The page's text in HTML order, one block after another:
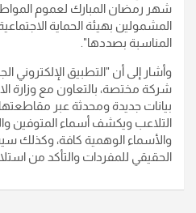
شهر رمضان المبارك لعموم
المشمولين بهيئة الحماية
المناسبة بصددها".
وأشار إلى أن "التطبيق الإلكتروني
شركة مختصة، بالتعاون مع وزارة
بيانات جديدة ومحدثة عبر مقاطعتها
التلاعب ويكشف أسماء المتوفين
والأسماء الوهمية كافة، وكذلك
الحقيقي للمفردات والتأكد من